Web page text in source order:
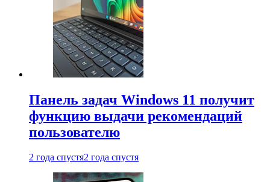
Панель задач Windows 11 получит
функцию выдачи рекомендаций
пользователю
2 года спустя2 года спустя